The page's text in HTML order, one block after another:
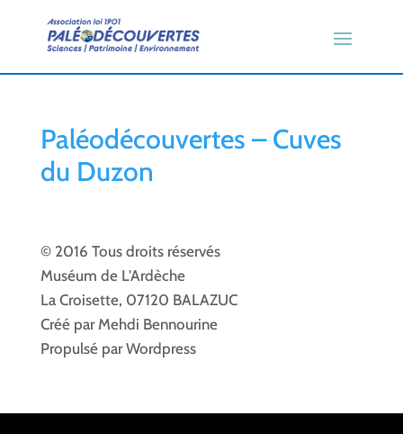
Paléodécouvertes – Cuves
du Duzon
© 2016 Tous droits réservés
Muséum de L'Ardèche
La Croisette, 07120 BALAZUC
Créé par Mehdi Bennourine
Propulsé par Wordpress